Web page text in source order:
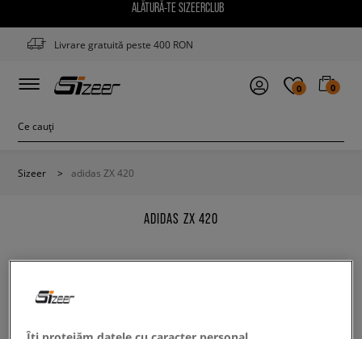
ALĂTURĂ-TE SIZEERCLUB
Livrare gratuită peste 400 RON
0 0
Sizeer > adidas ZX 420
ADIDAS ZX 420